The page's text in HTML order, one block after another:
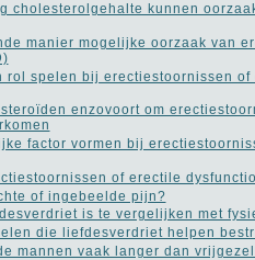
cholesterolgehalte kunnen
manier mogelijke oorzaak van
rol spelen bij erectiestoornissen
enzovoort om
factor vormen bij
of erectile
of ingebeelde pijn?
is te vergelijken met
die liefdesverdriet helpen
mannen vaak langer dan